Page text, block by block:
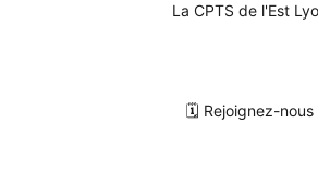
La CPTS de l'Est
🗓️ Rejoignez-nous